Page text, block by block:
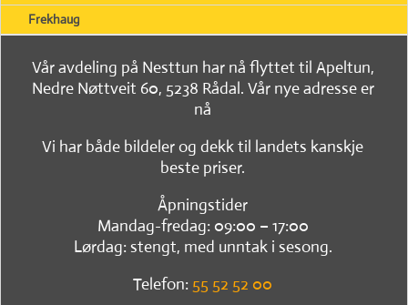
Frekhaug
Vår avdeling på Nesttun har nå flyttet til Apeltun,
Nedre Nøttveit 60, 5238 Rådal. Vår nye adresse er
nå
Vi har både bildeler og dekk til landets kanskje
beste priser.
Åpningstider
Mandag-fredag: 09:00 – 17:00
Lørdag: stengt, med unntak i sesong.
Telefon: 55 52 52 00